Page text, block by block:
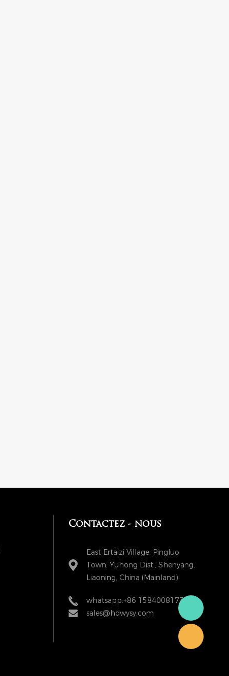
Contactez - nous
East Ertaizi Village, Pingluo
Town, Yuhong Dist., Shenyang,
Liaoning, China (Mainland)
whatsapp:+86 15840081738
sales@hdwysy.com